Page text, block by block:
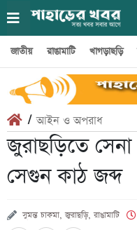
জাতীয় রাঙামাটি খাগড়াছড়ি
/আইন ও অপরাধ
জুরাছড়িতে
সেগুন কাঠ জব্দ
সুমন্ত চাকমা, জুরাছড়ি, রাঙামাটি